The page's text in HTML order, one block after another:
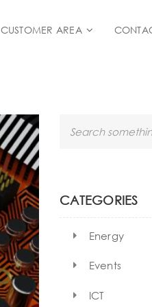
CUSTOMER AREA
h
CATEGORIES
Energy
Events
ICT